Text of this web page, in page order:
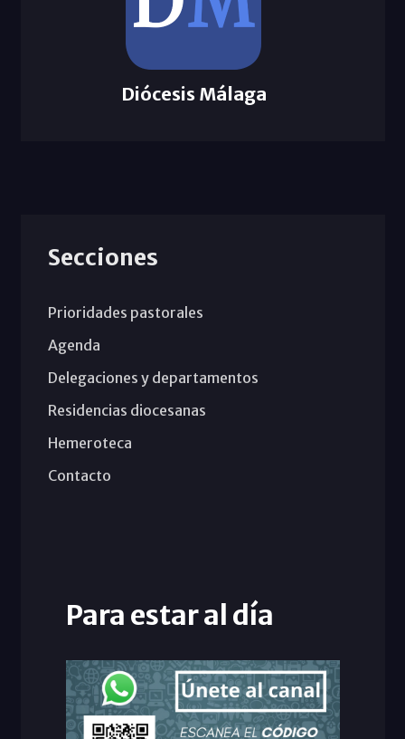
Diócesis Málaga
Secciones
Prioridades pastorales
Agenda
Delegaciones y departamentos
Residencias diocesanas
Hemeroteca
Contacto
Para estar al día